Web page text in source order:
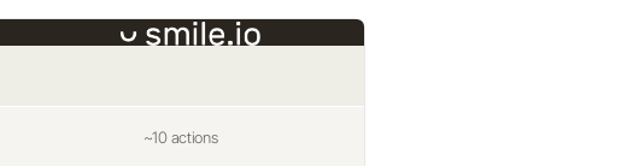
~10 actions